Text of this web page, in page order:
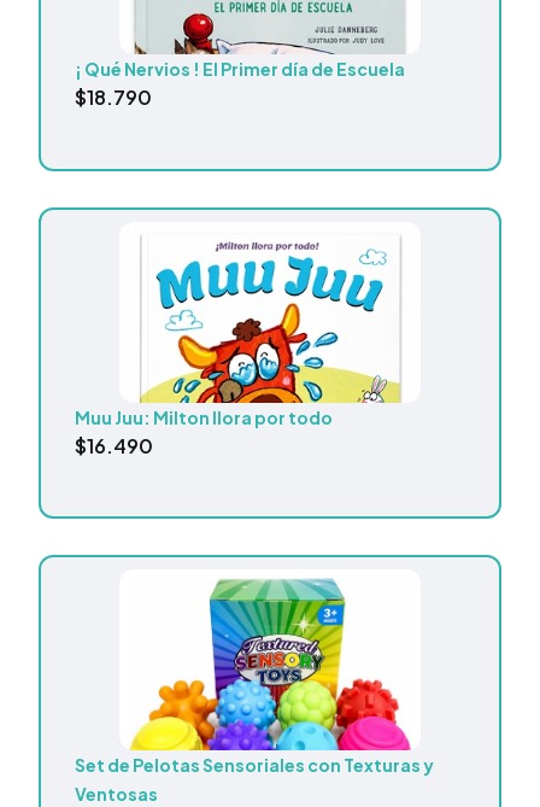
¡ Qué Nervios ! El Primer día de Escuela
$18.790
Muu Juu: Milton llora por todo
$16.490
Set de Pelotas Sensoriales con Texturas y
Ventosas